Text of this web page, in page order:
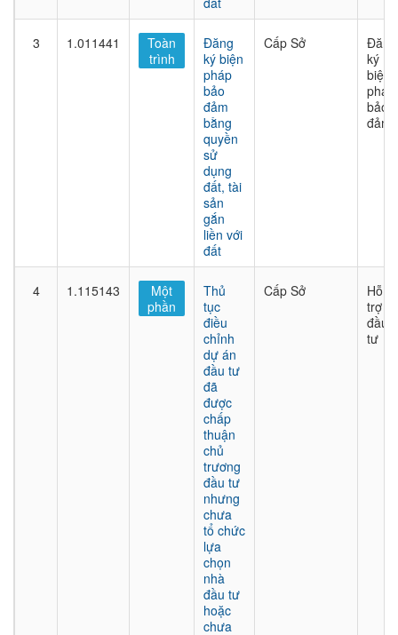
3 1.011441
Toàn
trình
Đăng
ký biện
pháp
bảo
đảm
bằng
quyền
sử
dụng
đất, tài
sản
gắn
liền với
đất
Cấp Sở
Đăng
ký
biện
pháp
bảo
đảm
4 1.115143
Một
phần
Thủ
tục
điều
chỉnh
dự án
đầu tư
đã
được
chấp
thuận
chủ
trương
đầu tư
nhưng
chưa
tổ chức
lựa
chọn
nhà
đầu tư
hoặc
chưa
Cấp Sở
Hỗ
trợ
đầu
tư